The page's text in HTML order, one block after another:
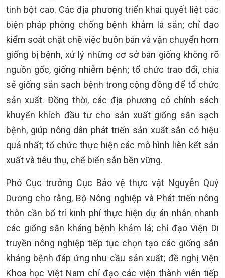
tinh bột cao. Các địa phương triển khai quyết liệt các
biện pháp phòng chống bệnh khảm lá sắn; chỉ đạo
kiểm soát chặt chẽ việc buôn bán và vận chuyển hom
giống bị bệnh, xử lý những cơ sở bán giống không rõ
nguồn gốc, giống nhiễm bệnh; tổ chức trao đổi, chia
sẻ giống sắn sạch bệnh trong cộng đồng để tổ chức
sản xuất. Đồng thời, các địa phương có chính sách
khuyến khích đầu tư cho sản xuất giống sắn sạch
bệnh, giúp nông dân phát triển sản xuất sắn có hiệu
quả nhất; tổ chức thực hiện các mô hình liên kết sản
xuất và tiêu thụ, chế biến sắn bền vững.
Phó Cục trưởng Cục Bảo vệ thực vật Nguyễn Quý
Dương cho rằng, Bộ Nông nghiệp và Phát triển nông
thôn cần bố trí kinh phí thực hiện dự án nhân nhanh
các giống sắn kháng bệnh khảm lá; chỉ đạo Viện Di
truyền nông nghiệp tiếp tục chọn tạo các giống sắn
kháng bệnh đáp ứng nhu cầu sản xuất; đề nghị Viện
Khoa học Việt Nam chỉ đạo các viện thành viên tiếp